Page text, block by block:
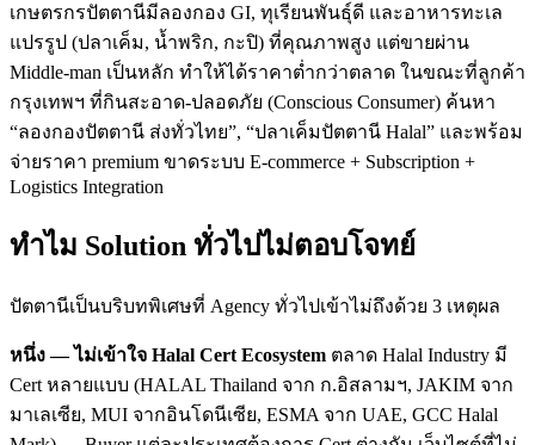
เกษตรกรปัตตานีมีลองกอง GI, ทุเรียนพันธุ์ดี และอาหารทะเล
แปรรูป (ปลาเค็ม, น้ำพริก, กะปิ) ที่คุณภาพสูง แต่ขายผ่าน
Middle-man เป็นหลัก ทำให้ได้ราคาต่ำกว่าตลาด ในขณะที่ลูกค้า
กรุงเทพฯ ที่กินสะอาด-ปลอดภัย (Conscious Consumer) ค้นหา
“ลองกองปัตตานี ส่งทั่วไทย”, “ปลาเค็มปัตตานี Halal” และพร้อม
จ่ายราคา premium ขาดระบบ E-commerce + Subscription +
Logistics Integration
ทำไม Solution ทั่วไปไม่ตอบโจทย์
ปัตตานีเป็นบริบทพิเศษที่ Agency ทั่วไปเข้าไม่ถึงด้วย 3 เหตุผล
หนึ่ง — ไม่เข้าใจ Halal Cert Ecosystem ตลาด Halal Industry มี
Cert หลายแบบ (HALAL Thailand จาก ก.อิสลามฯ, JAKIM จาก
มาเลเซีย, MUI จากอินโดนีเซีย, ESMA จาก UAE, GCC Halal